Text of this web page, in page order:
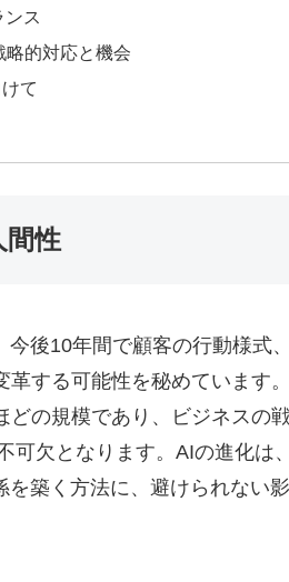
ス
略的対応と機会
て
間性
後10年間で顧客の行動様式
する可能性を秘めています
の規模であり、ビジネスの
可欠となります。AIの進化は
築く方法に、避けられない